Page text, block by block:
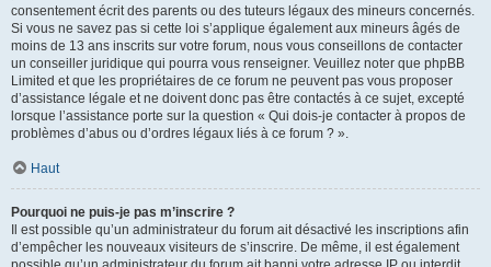
consentement écrit des parents ou des tuteurs légaux des mineurs concernés.
Si vous ne savez pas si cette loi s’applique également aux mineurs âgés de
moins de 13 ans inscrits sur votre forum, nous vous conseillons de contacter
un conseiller juridique qui pourra vous renseigner. Veuillez noter que phpBB
Limited et que les propriétaires de ce forum ne peuvent pas vous proposer
d’assistance légale et ne doivent donc pas être contactés à ce sujet, excepté
lorsque l’assistance porte sur la question « Qui dois-je contacter à propos de
problèmes d’abus ou d’ordres légaux liés à ce forum ? ».
Haut
Pourquoi ne puis-je pas m’inscrire ?
Il est possible qu’un administrateur du forum ait désactivé les inscriptions afin
d’empêcher les nouveaux visiteurs de s’inscrire. De même, il est également